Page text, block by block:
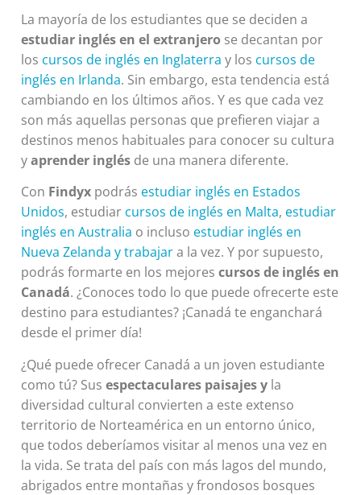
La mayoría de los estudiantes que se deciden a
estudiar inglés en el extranjero se decantan por
los cursos de inglés en Inglaterra y los cursos de
inglés en Irlanda. Sin embargo, esta tendencia está
cambiando en los últimos años. Y es que cada vez
son más aquellas personas que prefieren viajar a
destinos menos habituales para conocer su cultura
yaprender inglés de una manera diferente.
Con Findyx podrás estudiar inglés en Estados
Unidos, estudiar cursos de inglés en Malta, estudiar
inglés en Australia o incluso estudiar inglés en
Nueva Zelanda y trabajara la vez. Y por supuesto,
podrás formarte en los mejorescursos de inglés en
Canadá. ¿Conoces todo lo que puede ofrecerte este
destino para estudiantes? ¡Canadá te enganchará
desde el primer día!
¿Qué puede ofrecer Canadá a un joven estudiante
como tú? Susespectaculares paisajes y la
diversidad cultural convierten a este extenso
territorio de Norteamérica en un entorno único,
que todos deberíamos visitar al menos una vez en
la vida. Se trata del país con más lagos del mundo,
abrigados entre montañas y frondosos bosques